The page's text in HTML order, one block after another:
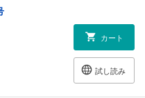
おくと便利なポートレート術
ント」 鈴木知子
」 秦 達夫
」 佐藤倫子
士
！きょうの機能 第7回「ＡＩノ
カート
試し読み